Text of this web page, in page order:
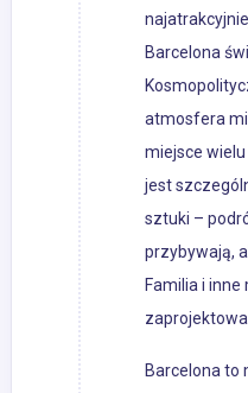
Barcelona
atmosfera
miejsce wielu
jest
sztuki –
przybywają,
Familia i
Barcelona to